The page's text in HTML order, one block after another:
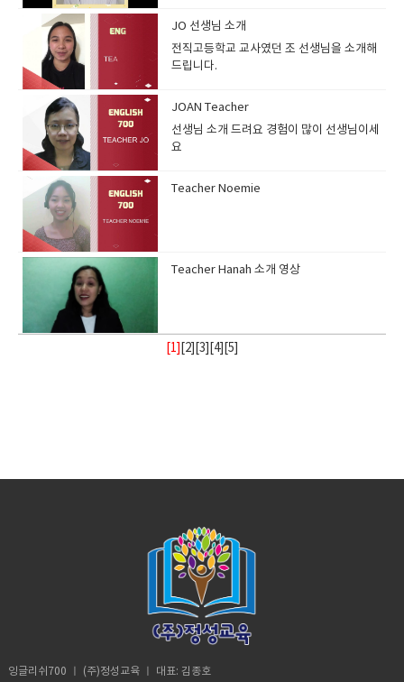
JO 선생님 소개
전직고등학교 교사였던 조 선생님을 소개해
드립니다.
JOAN Teacher
선생님 소개 드려요 경험이 많이 선생님이세
Teacher Noemie
Teacher Hanah 소개 영상
[1] 2][ 3 4][ 5
잉글리쉬700 ㅣ (주)정성교육 ㅣ 대표: 김종호